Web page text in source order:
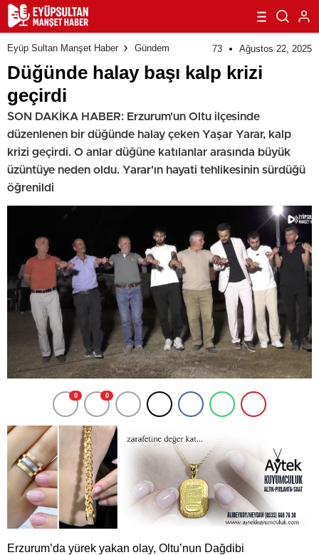
Eyüp Sultan Manşet Haber Gündem 73 Ağustos 22, 2025
Düğünde halay başı kalp krizi
geçirdi
SON DAKİKA HABER: Erzurum'un Oltu ilçesinde
düzenlenen bir düğünde halay çeken Yaşar Yarar, kalp
krizi geçirdi. O anlar düğüne katılanlar arasında büyük
üzüntüye neden oldu. Yarar'ın hayati tehlikesinin sürdüğü
öğrenildi
0 0
Erzurum’da yürek yakan olay, Oltu’nun Dağdibi